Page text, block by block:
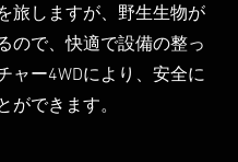
旅しますが、野生生物が
ので、快適で設備の整っ
ャー4WDにより、安全に
ができます。